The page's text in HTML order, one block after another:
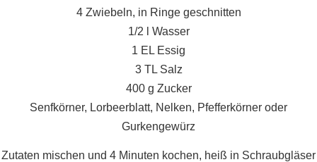
4 Zwiebeln, in Ringe geschnitten
1/2 l Wasser
1 EL Essig
3 TL Salz
400 g Zucker
Senfkörner, Lorbeerblatt, Nelken, Pfefferkörner oder
Gurkengewürz
Zutaten mischen und 4 Minuten kochen, heiß in Schraubgläser